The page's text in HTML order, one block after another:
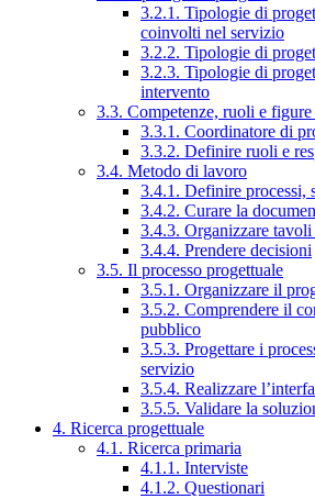
3.2.1. Tipologie di
coinvolti nel servizio
3.2.2. Tipologie di
3.2.3. Tipologie di
intervento
3.3. Competenze, ruoli e
3.3.1. Coordinatore di
3.3.2. Definire ruoli e
3.4. Metodo di lavoro
3.4.1. Definire processi,
3.4.2. Curare la
3.4.3. Organizzare
3.4.4. Prendere decisioni
3.5. Il processo progettuale
3.5.1. Organizzare il
3.5.2. Comprendere il
pubblico
3.5.3. Progettare i
servizio
3.5.4. Realizzare
3.5.5. Validare la
4. Ricerca progettuale
4.1. Ricerca primaria
4.1.1. Interviste
4.1.2. Questionari